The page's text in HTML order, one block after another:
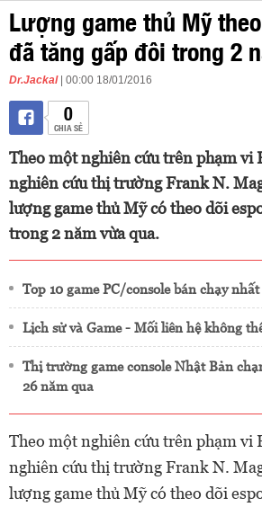
Lượng game thủ Mỹ
đã tăng gấp đôi trong 2
Dr.Jackal | 00:00 18/01/2016
0
CHIA SẺ
Theo một nghiên cứu trên phạm vi
nghiên cứu thị trường Frank N.
lượng game thủ Mỹ có theo dõi
trong 2 năm vừa qua.
Top 10 game PC/console bán chạy
Lịch sử và Game - Mối liên hệ không
Thị trường game console Nhật Bản
26 năm qua
Theo một nghiên cứu trên phạm vi
nghiên cứu thị trường Frank N.
lượng game thủ Mỹ có theo dõi